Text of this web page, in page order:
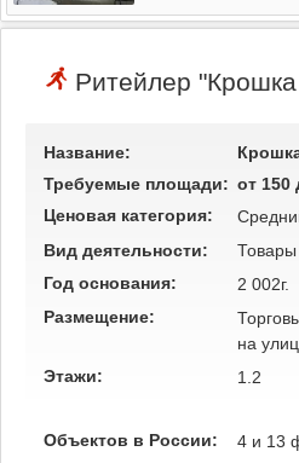
Ритейлер
Название:
Требуемые площади: от 150
Ценовая категория:
Вид деятельности:
Товары
Год основания:
2 002г.
Размещение:
на
Этажи:
1.2
Объектов в России:
4 и 13